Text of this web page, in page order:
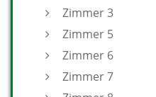
Zimmer 3
Zimmer 5
Zimmer 6
Zimmer 7